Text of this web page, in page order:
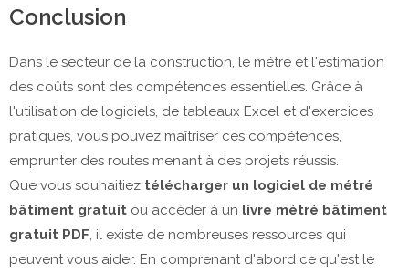
Conclusion
Dans le secteur de la construction, le métré et l'estimation
des coûts sont des compétences essentielles. Grâce à
l'utilisation de logiciels, de tableaux Excel et d'exercices
pratiques, vous pouvez maîtriser ces compétences,
emprunter des routes menant à des projets réussis.
Que vous souhaitiez télécharger un logiciel de métré
bâtiment gratuit ou accéder à un livre métré bâtiment
gratuit PDF, il existe de nombreuses ressources qui
peuvent vous aider. En comprenant d'abord ce qu'est le